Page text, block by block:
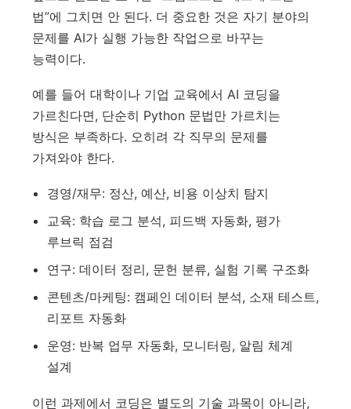
법”에 그치면 안 된다. 더 중요한 것은 자기 분야의
문제를 AI가 실행 가능한 작업으로 바꾸는
능력이다.
예를 들어 대학이나 기업 교육에서 AI 코딩을
가르친다면, 단순히 Python 문법만 가르치는
방식은 부족하다. 오히려 각 직무의 문제를
가져와야 한다.
경영/재무: 정산, 예산, 비용 이상치 탐지
교육: 학습 로그 분석, 피드백 자동화, 평가
루브릭 점검
연구: 데이터 정리, 문헌 분류, 실험 기록 구조화
콘텐츠/마케팅: 캠페인 데이터 분석, 소재 테스트,
리포트 자동화
운영: 반복 업무 자동화, 모니터링, 알림 체계
설계
이런 과제에서 코딩은 별도의 기술 과목이 아니라,